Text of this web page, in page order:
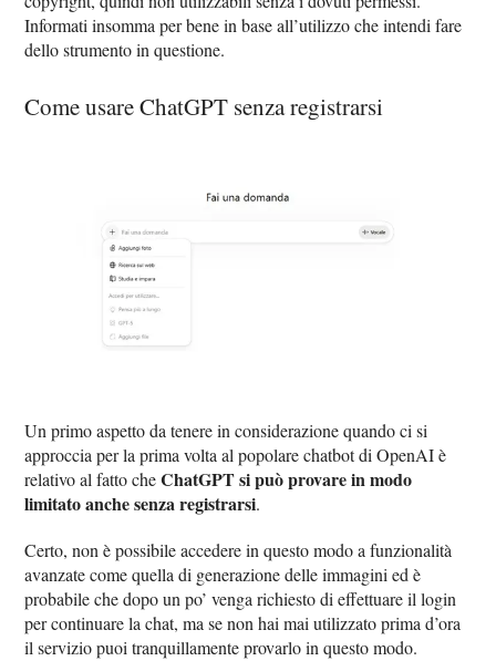
Informati insomma per bene in base all’utilizzo che intendi fare
dello strumento in questione.
Come usare ChatGPT senza registrarsi
Un primo aspetto da tenere in considerazione quando ci si
approccia per la prima volta al popolare chatbot di OpenAI è
relativo al fatto cheChatGPT si può provare in modo
limitato anche senza registrarsi.
Certo, non è possibile accedere in questo modo a funzionalità
avanzate come quella di generazione delle immagini ed è
probabile che dopo un po’ venga richiesto di effettuare il login
per continuare la chat, ma se non hai mai utilizzato prima d’ora
il servizio puoi tranquillamente provarlo in questo modo.